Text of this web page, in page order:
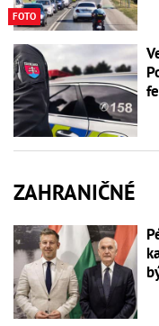
FOTO
ZAHRANIČNÉ